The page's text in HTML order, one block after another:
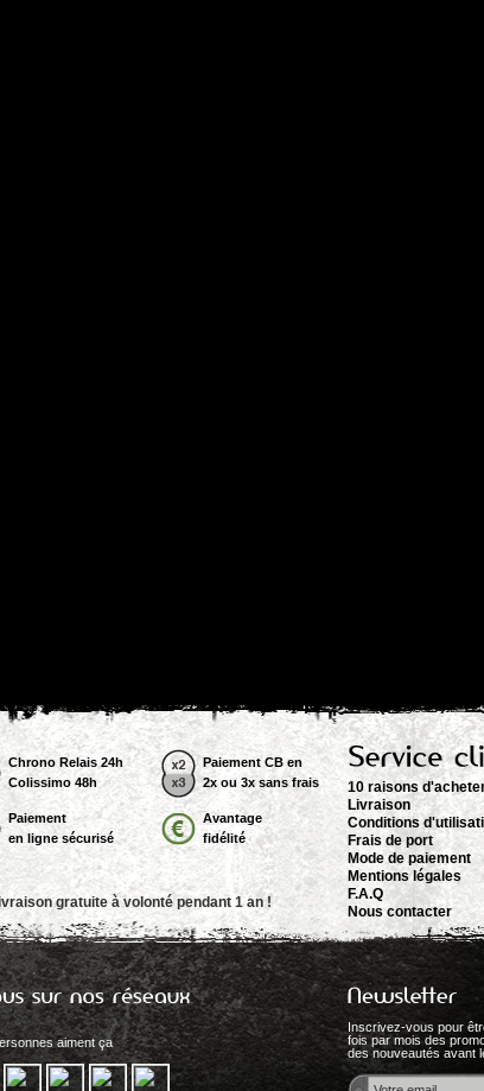
Chrono Relais 24h
Colissimo 48h
Paiement CB en
2x ou 3x sans frais
Paiement
en ligne sécurisé
Avantage
fidélité
10 raisons
Livraison
Conditions
Frais de port
Mode de paiement
Mentions légales
F.A.Q
Nous contacter
gratuite à volonté pendant 1 an !
aiment ça
Inscrivez-vous pour
fois par mois des
des nouveautés avant